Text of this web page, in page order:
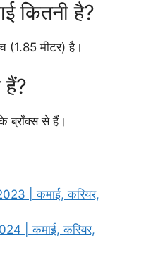
कितनी है?
(1.85 मीटर) है।
हैं?
के ब्रॉंक्स से हैं।
| कमाई, करियर,
| कमाई, करियर,